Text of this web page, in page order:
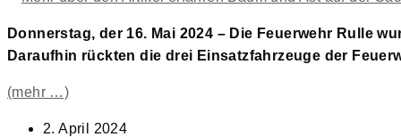
Donnerstag, der 16. Mai 2024 – Die Feuerwehr Rulle
Daraufhin rückten die drei Einsatzfahrzeuge der
(mehr …)
Beitrag
2. April 2024